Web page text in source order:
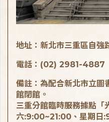
地址：新北市三重區自強
電話：(02) 2981-4887
備註：為配合新北市立圖
館閉館。
三重分館臨時服務據點「
六:9:00~21:00、星期日